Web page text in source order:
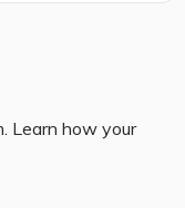
Learn how your